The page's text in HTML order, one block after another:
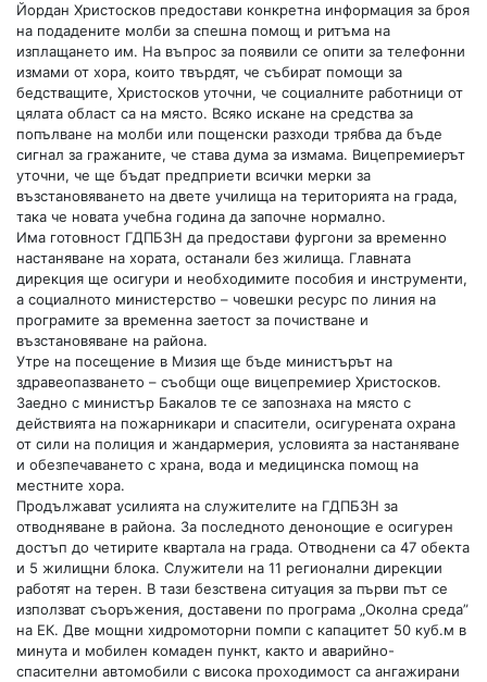
Йордан Христосков предостави конкретна информация за броя
на подадените молби за спешна помощ и ритъма на
изплащането им. На въпрос за появили се опити за телефонни
измами от хора, които твърдят, че събират помощи за
бедстващите, Христосков уточни, че социалните работници от
цялата област са на място. Всяко искане на средства за
попълване на молби или пощенски разходи трябва да бъде
сигнал за гражаните, че става дума за измама. Вицепремиерът
уточни, че ще бъдат предприети всички мерки за
възстановяването на двете училища на територията на града,
така че новата учебна година да започне нормално.
Има готовност ГДПБЗН да предостави фургони за временно
настаняване на хората, останали без жилища. Главната
дирекция ще осигури и необходимите пособия и инструменти,
а социалното министерство – човешки ресурс по линия на
програмите за временна заетост за почистване и
възстановяване на района.
Утре на посещение в Мизия ще бъде министърът на
здравеопазването – съобщи още вицепремиер Христосков.
Заедно с министър Бакалов те се запознаха на място с
действията на пожарникари и спасители, осигурената охрана
от сили на полиция и жандармерия, условията за настаняване
и обезпечаването с храна, вода и медицинска помощ на
местните хора.
Продължават усилията на служителите на ГДПБЗН за
отводняване в района. За последното денонощие е осигурен
достъп до четирите квартала на града. Отводнени са 47 обекта
и 5 жилищни блока. Служители на 11 регионални дирекции
работят на терен. В тази безствена ситуация за първи път се
използват съоръжения, доставени по програма „Околна среда”
на ЕК. Две мощни хидромоторни помпи с капацитет 50 куб.м в
минута и мобилен комаден пункт, както и аварийно-
спасителни автомобили с висока проходимост са ангажирани